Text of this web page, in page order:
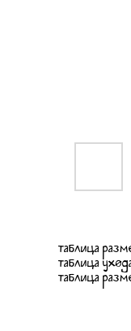
таблица
таблица
таблица